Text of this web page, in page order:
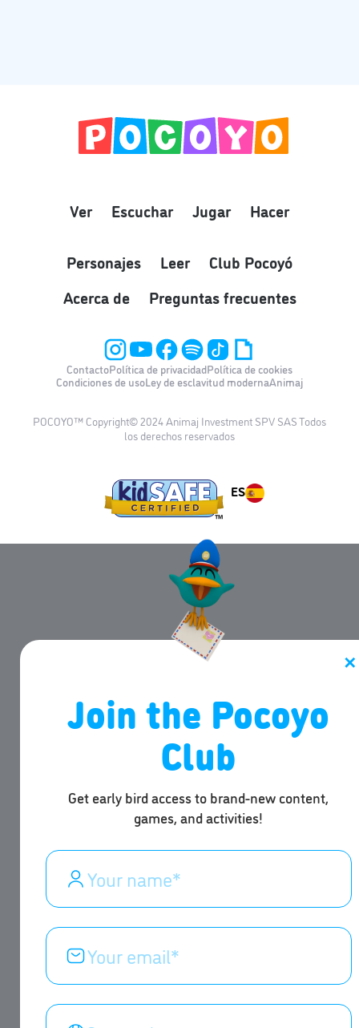
Ver Escuchar Jugar Hacer
Personajes Leer
Club Pocoyó
Acerca de
Preguntas frecuentes
ContactoPolítica de privacidadPolítica de cookies
Condiciones de usoLey de esclavitud modernaAnimaj
POCOYO™ Copyright© 2024 Animaj Investment SPV SAS Todos
los derechos reservados
ES
✕
Join the Pocoyo
Club
Get early bird access to brand-new content,
games, and activities!